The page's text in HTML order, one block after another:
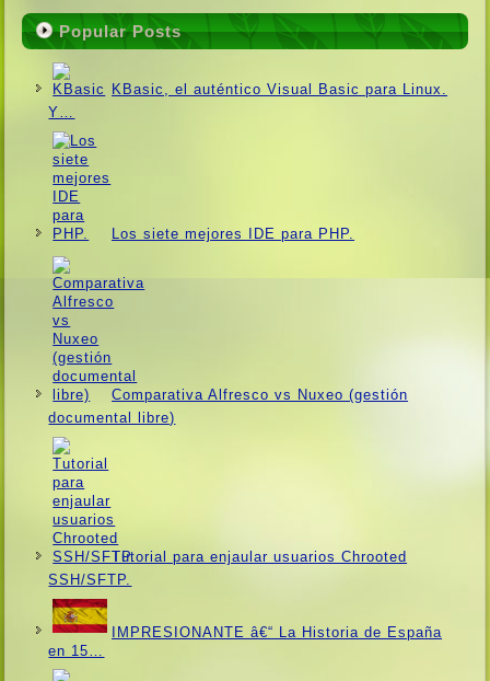
Popular Posts
KBasic, el auténtico Visual Basic para Linux.
Y…
Los siete mejores IDE para PHP.
Comparativa Alfresco vs Nuxeo (gestión
documental libre)
Tutorial para enjaular usuarios Chrooted
SSH/SFTP.
IMPRESIONANTE â€“ La Historia de España
en 15…